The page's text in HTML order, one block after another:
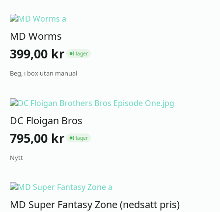
MD Worms
399,00 kr ●I lager
Beg, i box utan manual
DC Floigan Bros
795,00 kr ●I lager
Nytt
MD Super Fantasy Zone (nedsatt pris)